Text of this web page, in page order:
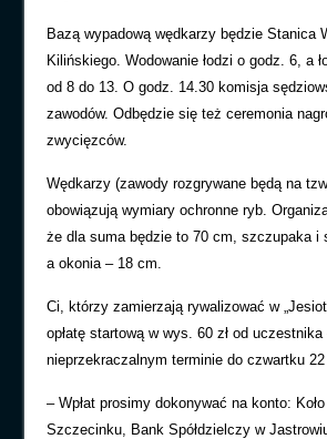
Bazą wypadową wędkarzy będzie Stanica
Kilińskiego. Wodowanie łodzi o godz. 6, a
od 8 do 13. O godz. 14.30 komisja
zawodów. Odbędzie się też ceremonia
zwycięzców.
Wędkarzy (zawody rozgrywane będą na
obowiązują wymiary ochronne ryb.
że dla suma będzie to 70 cm, szczupaka i
a okonia – 18 cm.
Ci, którzy zamierzają rywalizować w
opłatę startową w wys. 60 zł od uczestnika
nieprzekraczalnym terminie do czwartku
– Wpłat prosimy dokonywać na konto:
Szczecinku, Bank Spółdzielczy w